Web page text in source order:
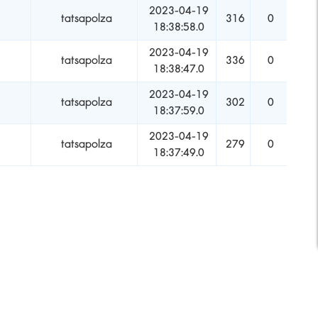
tatsapolza
2023-04-19
18:38:58.0
316 0
tatsapolza
2023-04-19
18:38:47.0
336 0
tatsapolza
2023-04-19
18:37:59.0
302 0
tatsapolza
2023-04-19
18:37:49.0
279 0